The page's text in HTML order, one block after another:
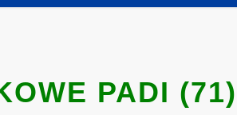
PADI (71)